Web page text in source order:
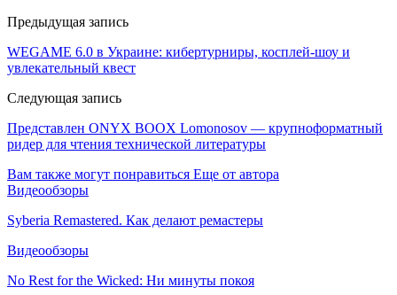
Предыдущая запись
WEGAME 6.0 в Украине: кибертурниры, косплей-шоу и
увлекательный квест
Следующая запись
Представлен ONYX BOOX Lomonosov — крупноформатный
ридер для чтения технической литературы
Вам также могут понравиться Еще от автора
Видеообзоры
Syberia Remastered. Как делают ремастеры
Видеообзоры
No Rest for the Wicked: Ни минуты покоя